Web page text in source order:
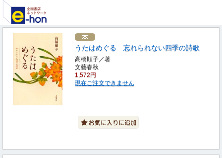
うたはめぐる 忘れられない四季の詩歌
高橋順子／著
文藝春秋
1,572円
現在ご注文できません